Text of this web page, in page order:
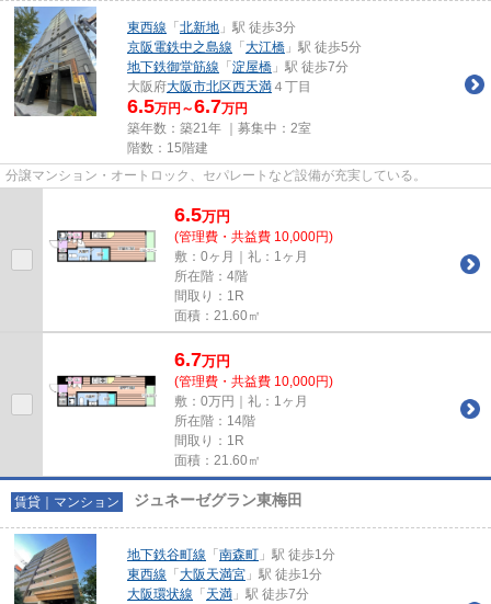
東西線 「 北新地 」駅 徒歩3分
京阪電鉄中之島線 「 大江橋 」駅 徒歩5分
地下鉄御堂筋線 「 淀屋橋 」駅 徒歩7分
大阪府大阪市北区西天満 ４丁目
6.5万円～6.7万円
築年数：築21年 ｜募集中： 2室
階数：15階建
分譲マンション・オートロック、セパレートなど設備が充実している。
6.5万円
(管理費・共益費 10,000円)
敷：0ヶ月｜礼：1ヶ月
所在階：4階
間取り：1R
面積：21.60㎡
6.7万円
(管理費・共益費 10,000円)
敷：0万円｜礼：1ヶ月
所在階：14階
間取り：1R
面積：21.60㎡
賃貸｜マンション ジュネーゼグラン東梅田
地下鉄谷町線 「 南森町 」駅 徒歩1分
東西線 「 大阪天満宮 」駅 徒歩1分
大阪環状線 「 天満 」駅 徒歩7分